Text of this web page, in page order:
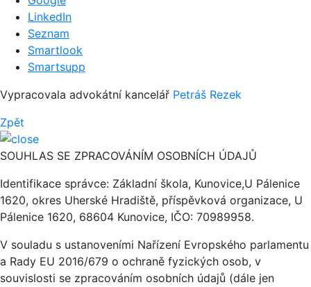
LinkedIn
Seznam
Smartlook
Smartsupp
Vypracovala advokátní kancelář Petráš Rezek
Zpět
SOUHLAS SE ZPRACOVÁNÍM OSOBNÍCH ÚDAJŮ
Identifikace správce: Základní škola, Kunovice,U Pálenice
1620, okres Uherské Hradiště, příspěvková organizace, U
Pálenice 1620, 68604 Kunovice, IČO: 70989958.
V souladu s ustanoveními Nařízení Evropského parlamentu
a Rady EU 2016/679 o ochraně fyzických osob, v
souvislosti se zpracováním osobních údajů (dále jen